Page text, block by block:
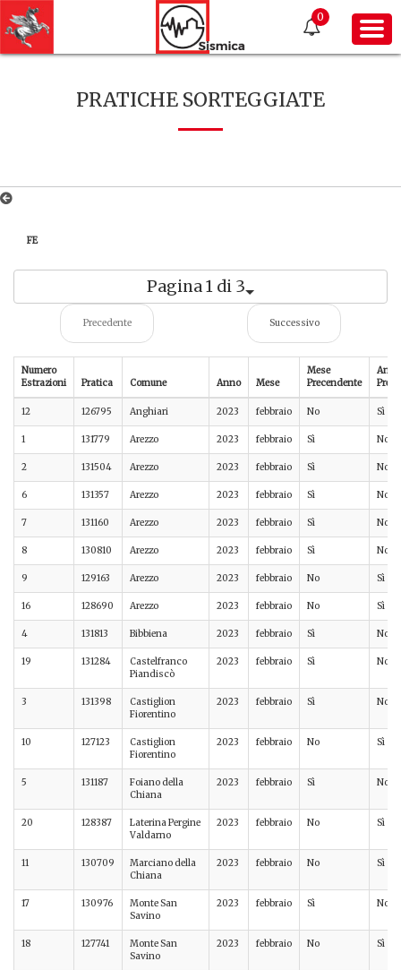
0
PRATICHE SORTEGGIATE
FE
Pagina 1 di 3
Precedente Successivo
Numero
Estrazioni
Pratica Comune Anno Mese
Mese
Precendente
Anno
12 126795 Anghiari 2023 febbraio No Sì
1 131779 Arezzo 2023 febbraio Sì No
2 131504 Arezzo 2023 febbraio Sì No
6 131357 Arezzo 2023 febbraio Sì No
7 131160 Arezzo 2023 febbraio Sì No
8 130810 Arezzo 2023 febbraio Sì No
9 129163 Arezzo 2023 febbraio No Sì
16 128690 Arezzo 2023 febbraio No Sì
4 131813 Bibbiena 2023 febbraio Sì No
19 131284
Castelfranco
Piandiscò
2023 febbraio Sì No
3 131398
Castiglion
Fiorentino
2023 febbraio Sì No
10 127123
Castiglion
Fiorentino
2023 febbraio No Sì
5 131187
Foiano della
Chiana
2023 febbraio Sì No
20 128387
Laterina Pergine
Valdarno
2023 febbraio No Sì
11 130709
Marciano della
Chiana
2023 febbraio No Sì
17 130976
Monte San
Savino
2023 febbraio Sì No
18 127741
Monte San
Savino
2023 febbraio No Sì